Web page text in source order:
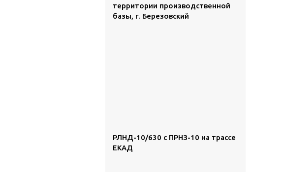
территории производственной
базы, г. Березовский
РЛНД-10/630 с ПРНЗ-10 на трассе
ЕКАД